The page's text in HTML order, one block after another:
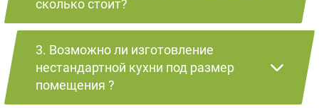
сколько стоит?
3. Возможно ли изготовление
нестандартной кухни под размер
помещения ?